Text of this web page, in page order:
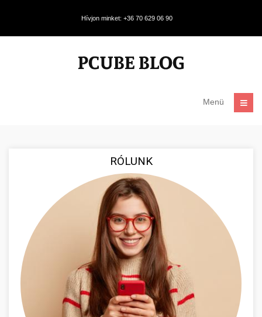
Hívjon minket: +36 70 629 06 90
Menü
RÓLUNK